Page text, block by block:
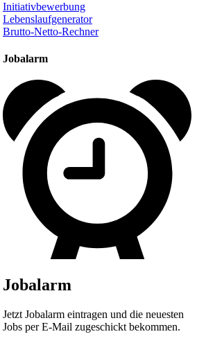
Initiativbewerbung
Lebenslaufgenerator
Brutto-Netto-Rechner
Jobalarm
Jobalarm
Jetzt Jobalarm eintragen und die neuesten
Jobs per E-Mail zugeschickt bekommen.